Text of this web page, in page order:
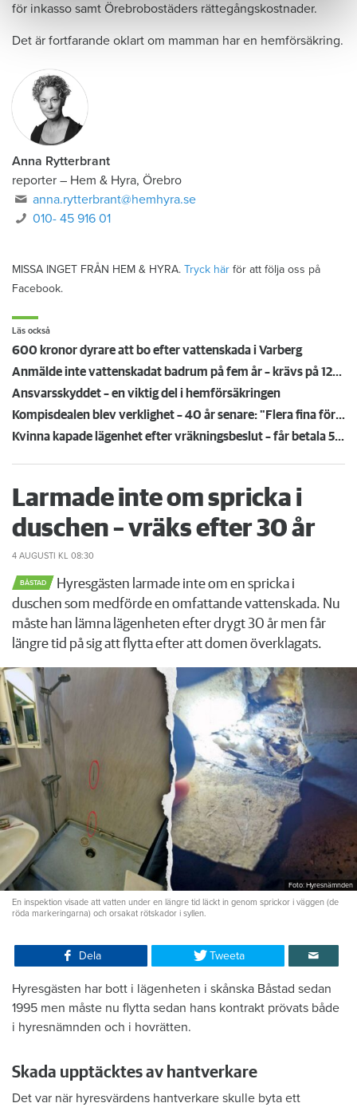
för inkasso samt Örebrobostäders rättegångskostnader.
Det är fortfarande oklart om mamman har en hemförsäkring.
Anna Rytterbrant
reporter – Hem & Hyra, Örebro
anna.rytterbrant@hemhyra.se
010- 45 916 01
MISSA INGET FRÅN HEM & HYRA. Tryck här för att följa oss på
Facebook.
Läs också
600 kronor dyrare att bo efter vattenskada i Varberg
Anmälde inte vattenskadat badrum på fem år – krävs på 125 000 kronor
Ansvarsskyddet – en viktig del i hemförsäkringen
Kompisdealen blev verklighet – 40 år senare: "Flera fina fördelar med att dela bostad"
Kvinna kapade lägenhet efter vräkningsbeslut – får betala 50 000
Larmade inte om spricka i
duschen – vräks efter 30 år
4 AUGUSTI KL 08:30
BÅSTAD
Hyresgästen larmade inte om en spricka i
duschen som medförde en omfattande vattenskada. Nu
måste han lämna lägenheten efter drygt 30 år men får
längre tid på sig att flytta efter att domen överklagats.
Foto: Hyresnämnden
En inspektion visade att vatten under en längre tid läckt in genom sprickor i väggen (de
röda markeringarna) och orsakat rötskador i syllen.
Dela Tweeta
Hyresgästen har bott i lägenheten i skånska Båstad sedan
1995 men måste nu flytta sedan hans kontrakt prövats både
i hyresnämnden och i hovrätten.
Skada upptäcktes av hantverkare
Det var när hyresvärdens hantverkare skulle byta ett